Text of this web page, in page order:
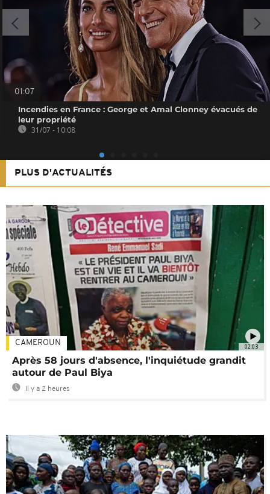
01:07
Incendies en France : George et Amal Clonney évacués de
leur propriété
31/07 - 10:08
PLUS D'ACTUALITÉS
02:03
CAMEROUN
Après 58 jours d'absence, l'inquiétude grandit
autour de Paul Biya
Il y a 2 heures